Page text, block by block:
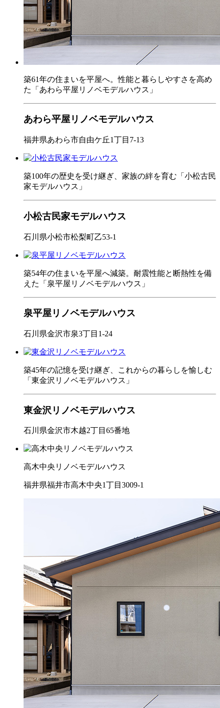
築61年の住まいを平屋へ。性能と暮らしやすさを高め
た「あわら平屋リノベモデルハウス」
あわら平屋リノベモデルハウス
福井県あわら市自由ケ丘1丁目7-13
築100年の歴史を受け継ぎ、家族の絆を育む「小松古民
家モデルハウス」
小松古民家モデルハウス
石川県小松市松梨町乙53-1
築54年の住まいを平屋へ減築。耐震性能と断熱性を備
えた「泉平屋リノベモデルハウス」
泉平屋リノベモデルハウス
石川県金沢市泉3丁目1-24
築45年の記憶を受け継ぎ、これからの暮らしを愉しむ
「東金沢リノベモデルハウス」
東金沢リノベモデルハウス
石川県金沢市木越2丁目65番地
高木中央リノベモデルハウス
福井県福井市高木中央1丁目3009-1